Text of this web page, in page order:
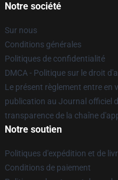
Notre société
Sur nous
Conditions générales
Politiques de confidentialité
DMCA - Politique sur le droit
Le présent règlement entre en
publication au Journal officiel
transparence de la chaîne
Notre soutien
Politiques d'expédition et de
Conditions de paiement